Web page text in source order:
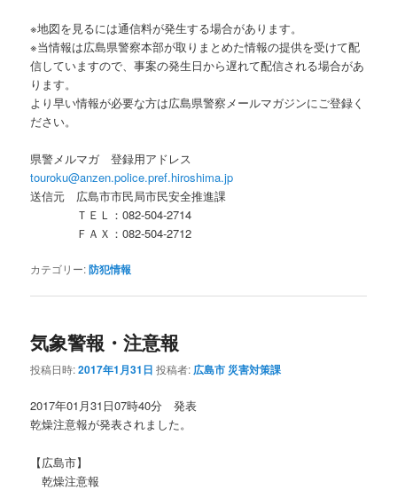
※地図を見るには通信料が発生する場合があります。
※当情報は広島県警察本部が取りまとめた情報の提供を受けて配
信していますので、事案の発生日から遅れて配信される場合があ
ります。
より早い情報が必要な方は広島県警察メールマガジンにご登録く
ださい。
県警メルマガ 登録用アドレス
touroku@anzen.police.pref.hiroshima.jp
送信元 広島市市民局市民安全推進課
ＴＥＬ：082-504-2714
ＦＡＸ：082‐504-2712
カテゴリー:防犯情報
気象警報・注意報
投稿日時:2017年1月31日 投稿者: 広島市 災害対策課
2017年01月31日07時40分 発表
乾燥注意報が発表されました。
【広島市】
乾燥注意報